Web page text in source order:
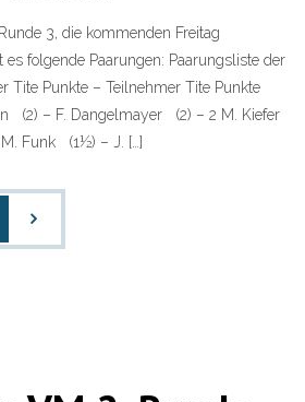
3, die kommenden Freitag
es folgende Paarungen: Paarungsliste der
Tite Punkte – Teilnehmer Tite Punkte
(2) – F. Dangelmayer (2) – 2 M. Kiefer
Funk (1½) – J. […]